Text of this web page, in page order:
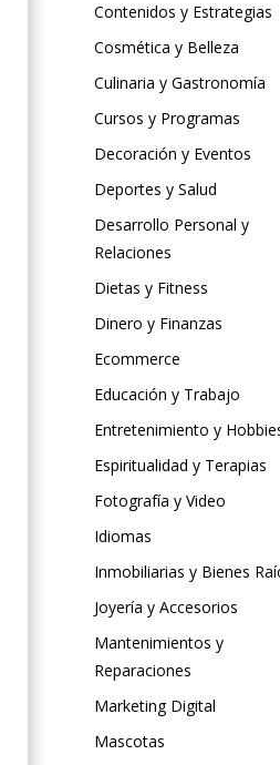
Contenidos y Estrategias
Cosmética y Belleza
Culinaria y Gastronomía
Cursos y Programas
Decoración y Eventos
Deportes y Salud
Desarrollo Personal y
Relaciones
Dietas y Fitness
Dinero y Finanzas
Ecommerce
Educación y Trabajo
Entretenimiento y
Espiritualidad y Terapias
Fotografía y Video
Idiomas
Inmobiliarias y Bienes
Joyería y Accesorios
Mantenimientos y
Reparaciones
Marketing Digital
Mascotas